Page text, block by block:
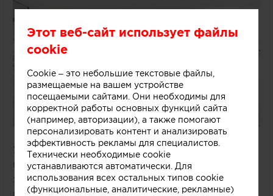
Удачное решение предложили специалисты
бюро One Design Office и Studio Twocan,
занимавшиеся дизайном небольшого магазина
мороженого, расположенного в одном из
Этот веб-сайт использует файлы
cookie
Cookie – это небольшие текстовые файлы,
размещаемые на вашем устройстве
посещаемыми сайтами. Они необходимы для
корректной работы основных функций сайта
(например, авторизации), а также помогают
персонализировать контент и анализировать
эффективность рекламы для специалистов.
Технически необходимые cookie
устанавливаются автоматически. Для
использования всех остальных типов cookie
(функциональные, аналитические, рекламные)